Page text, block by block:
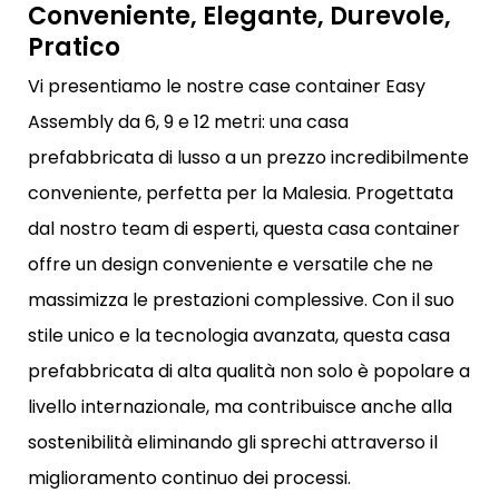
Conveniente, Elegante, Durevole,
Pratico
Vi presentiamo le nostre case container Easy
Assembly da 6, 9 e 12 metri: una casa
prefabbricata di lusso a un prezzo incredibilmente
conveniente, perfetta per la Malesia. Progettata
dal nostro team di esperti, questa casa container
offre un design conveniente e versatile che ne
massimizza le prestazioni complessive. Con il suo
stile unico e la tecnologia avanzata, questa casa
prefabbricata di alta qualità non solo è popolare a
livello internazionale, ma contribuisce anche alla
sostenibilità eliminando gli sprechi attraverso il
miglioramento continuo dei processi.